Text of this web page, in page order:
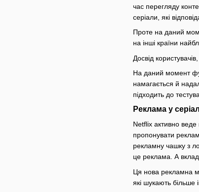
час перегляду
серіали, які
Проте на даний
на інші країни
Досвід
На даний момент
намагається й
підходить до
Реклама у
Netflix активно
пропонувати
рекламну чашку з
це реклама. А
Ця нова рекламна
які шукають більше